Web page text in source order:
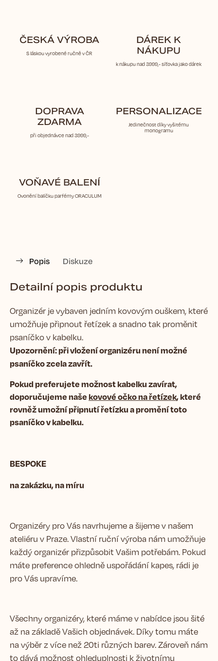
ČESKÁ VÝROBA
S láskou vyrobené ručně v ČR
DÁREK K
NÁKUPU
k nákupu nad 3999,- síťovka jako dárek
DOPRAVA
ZDARMA
při objednávce nad 3999,-
PERSONALIZACE
Jedinečnost díky vyšitému
monogramu
VOŇAVÉ BALENÍ
Ovonění balíčku parfémy ORACULUM
Popis Diskuze
Detailní popis produktu
Organizér je vybaven jedním kovovým ouškem, které
umožňuje připnout řetízek a snadno tak proměnit
psaníčko v kabelku.
Upozornění: při vložení organizéru není možné
psaníčko zcela zavřít.
Pokud preferujete možnost kabelku zavírat,
doporučujeme naše kovové očko na řetízek, které
rovněž umožní připnutí řetízku a promění toto
psaníčko v kabelku.
BESPOKE
na zakázku, na míru
Organizéry pro Vás navrhujeme a šijeme v našem
ateliéru v Praze. Vlastní ruční výroba nám umožňuje
každý organizér přizpůsobit Vašim potřebám. Pokud
máte preference ohledně uspořádání kapes, rádi je
pro Vás upravíme.
Všechny organizéry, které máme v nabídce jsou šité
až na základě Vašich objednávek. Díky tomu máte
na výběr z více než 20ti různých barev. Zároveň nám
to dává možnost ohleduplnosti k životnímu